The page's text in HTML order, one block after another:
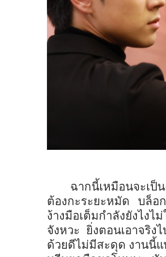
ฉากนี้เหมือนจะเ
ต้องกะระยะหมัด บล็อ
ง้างมือเต็มกำลังยังไง
จังหวะ ยิ่งตอนเอาจริง
ด้วยดีไม่มีสะดุด งานนี้